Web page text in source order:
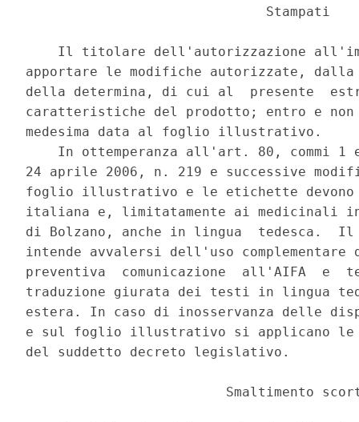
                              Stampati
Il titolare dell'autorizzazione
apportare le modifiche autorizzate,
della determina, di cui al  presente
caratteristiche del prodotto; entro e
medesima data al foglio illustrativo.
In ottemperanza all'art. 80, commi 1
24 aprile 2006, n. 219 e successive
foglio illustrativo e le etichette
italiana e, limitatamente ai medicinali in
di Bolzano, anche in lingua  tedesca.
intende avvalersi dell'uso
preventiva  comunicazione  all'AIFA  e
traduzione giurata dei testi in lingua
estera. In caso di inosservanza delle
e sul foglio illustrativo si applicano
del suddetto decreto legislativo.
Smaltimento